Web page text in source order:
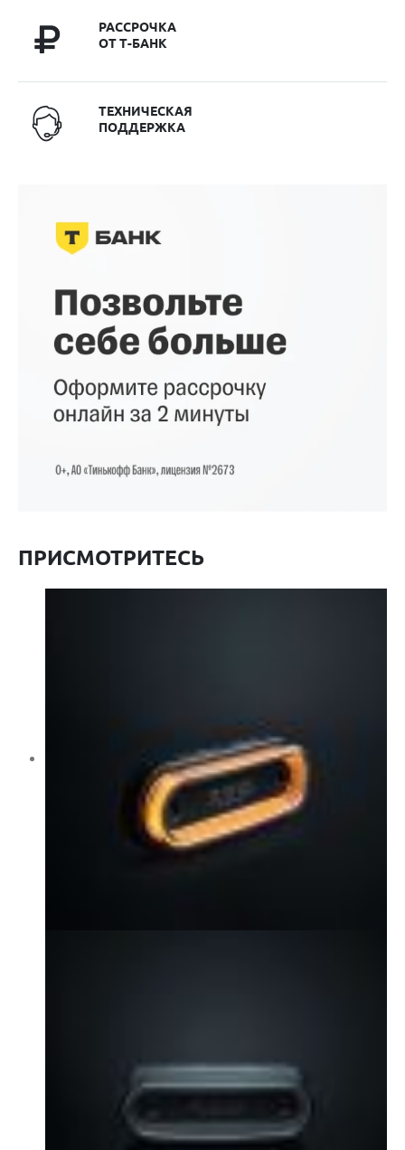
РАССРОЧКА
ОТ Т-БАНК
ТЕХНИЧЕСКАЯ
ПОДДЕРЖКА
ПРИСМОТРИТЕСЬ